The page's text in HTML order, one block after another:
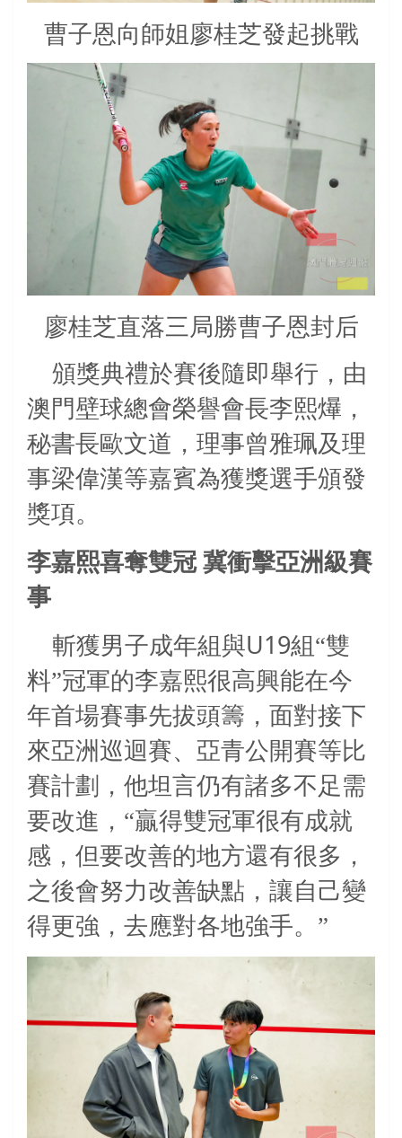
曹子恩向師姐廖桂芝發起挑戰
廖桂芝直落三局勝曹子恩封后
頒獎典禮於賽後隨即舉行，由
澳門壁球總會榮譽會長李熙爗，
秘書長歐文道，理事曾雅珮及理
事梁偉漢等嘉賓為獲獎選手頒發
獎項。
李嘉熙喜奪雙冠 冀衝擊亞洲級賽
事
斬獲男子成年組與U19組“雙
料”冠軍的李嘉熙很高興能在今
年首場賽事先拔頭籌，面對接下
來亞洲巡迴賽、亞青公開賽等比
賽計劃，他坦言仍有諸多不足需
要改進，“贏得雙冠軍很有成就
感，但要改善的地方還有很多，
之後會努力改善缺點，讓自己變
得更強，去應對各地強手。”